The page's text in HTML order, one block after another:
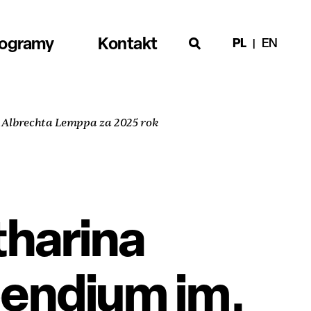
Kontakt PL EN
Lemppa za 2025 rok
im.